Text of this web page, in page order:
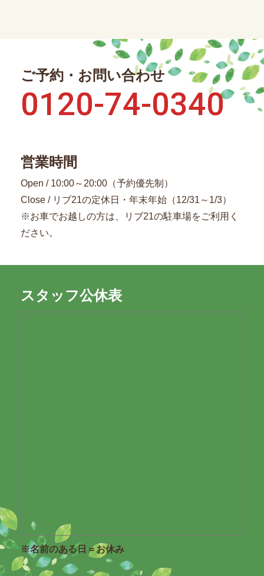
スタッフ公休表
※名前のある日＝お休み
ご予約・お問い合わせ
0120-74-0340
営業時間
Open / 10:00～20:00（予約優先制）
Close / リブ21の定休日・年末年始（12/31～1/3）
※お車でお越しの方は、リブ21の駐車場をご利用く
ださい。